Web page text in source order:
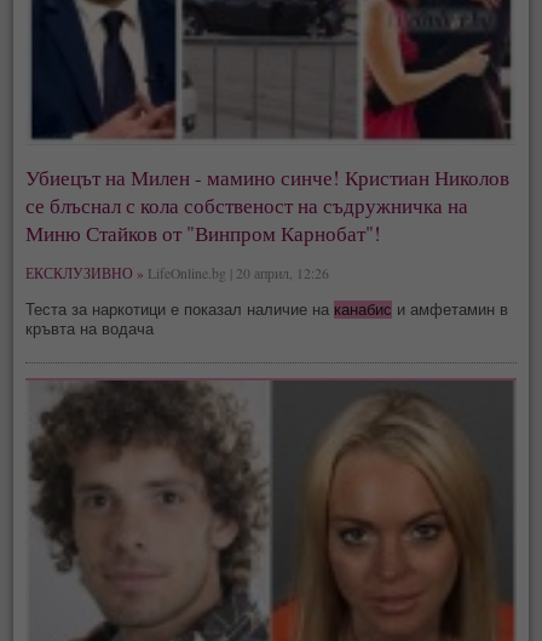
Убиецът на Милен - мамино синче! Кристиан Николов
се блъснал с кола собственост на съдружничка на
Миню Стайков от "Винпром Карнобат"!
ЕКСКЛУЗИВНО » LifeOnline.bg | 20 април, 12:26
Теста за наркотици е показал наличие на канабис и амфетамин в
кръвта на водача